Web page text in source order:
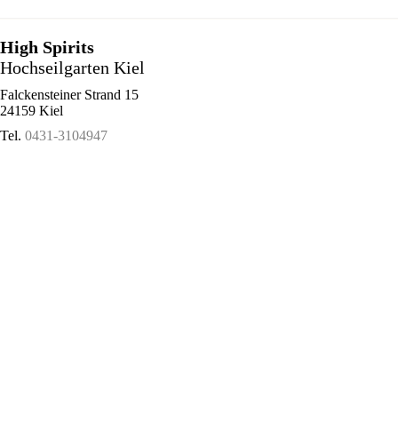
High Spirits
Hochseilgarten Kiel
Falckensteiner Strand 15
24159 Kiel
Tel. 0431-3104947